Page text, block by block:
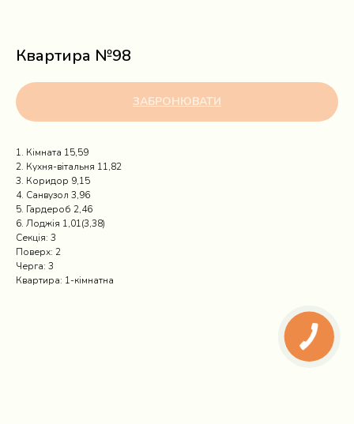
Квартира №98
ЗАБРОНЮВАТИ
1. Кімната 15,59
2. Кухня-вітальня 11,82
3. Коридор 9,15
4. Санвузол 3,96
5. Гардероб 2,46
6. Лоджія 1,01(3,38)
Секція: 3
Поверх: 2
Черга: 3
Квартира: 1-кімнатна